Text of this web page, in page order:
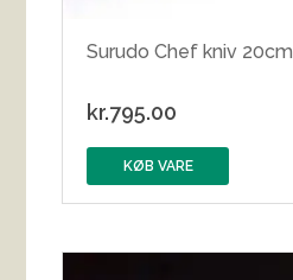
Surudo Chef kniv 20cm
kr.795.00
KØB VARE